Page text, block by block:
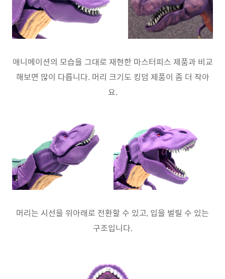
애니메이션의 모습을 그대로 재현한 마스터피스 제품과 비교
해보면 많이 다릅니다. 머리 크기도 킹덤 제품이 좀 더 작아
요.
머리는 시선을 위아래로 전환할 수 있고, 입을 벌릴 수 있는
구조입니다.